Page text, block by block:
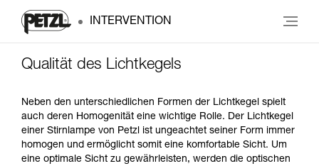
INTERVENTION
Qualität des Lichtkegels
Neben den unterschiedlichen Formen der Lichtkegel spielt
auch deren Homogenität eine wichtige Rolle. Der Lichtkegel
einer Stirnlampe von Petzl ist ungeachtet seiner Form immer
homogen und ermöglicht somit eine komfortable Sicht. Um
eine optimale Sicht zu gewährleisten, werden die optischen